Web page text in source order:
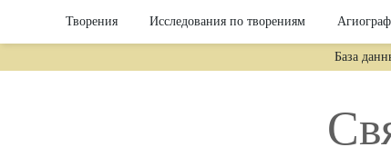
Творения Исследования по творениям
База